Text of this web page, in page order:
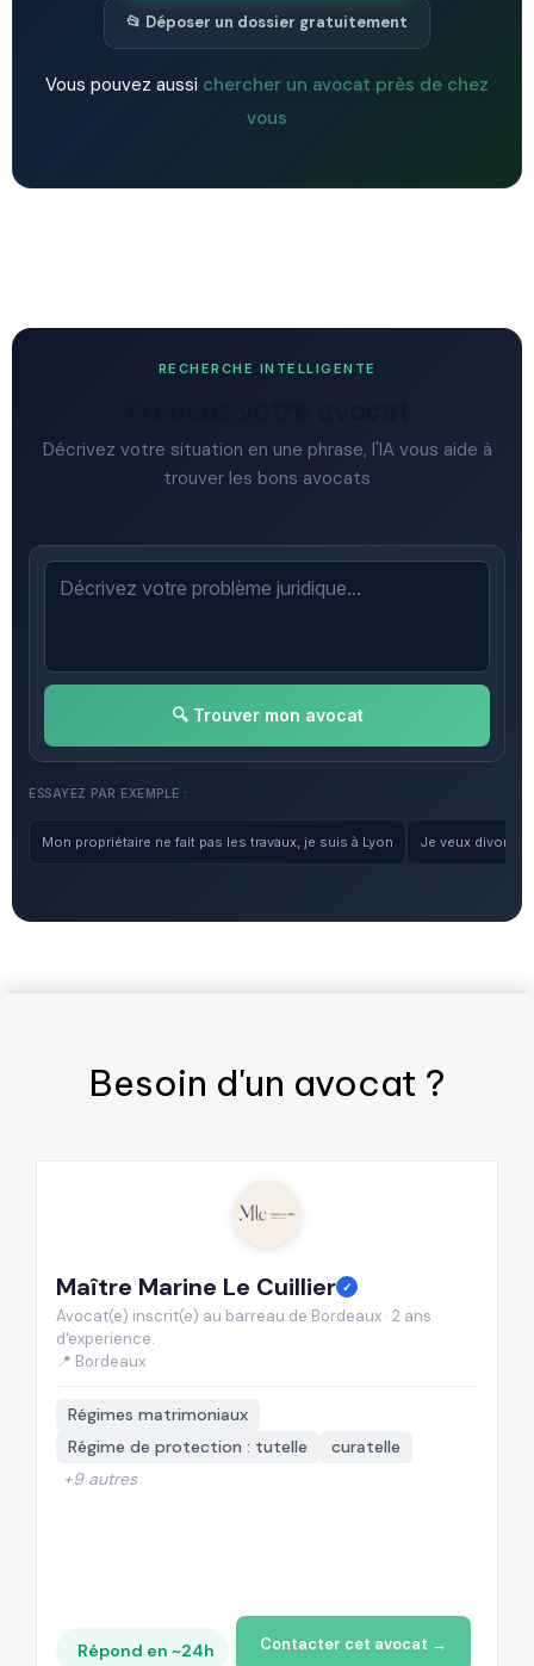
📂 Déposer un dossier gratuitement
Vous pouvez aussi chercher un avocat près de chez
vous
RECHERCHE INTELLIGENTE
Décrivez votre situation en une phrase, l'IA vous aide à
trouver les bons avocats
🔍 Trouver mon avocat
ESSAYEZ PAR EXEMPLE :
Mon propriétaire ne fait pas les travaux, je suis à Lyon Je veux
Besoin d'un avocat ?
Maître Marine Le Cuillier ✓
Avocat(e) inscrit(e) au barreau de Bordeaux · 2 ans
d'experience.
📍 Bordeaux
Régimes matrimoniaux
Régime de protection : tutelle
curatelle
+9 autres
Répond en ~24h Contacter cet avocat →